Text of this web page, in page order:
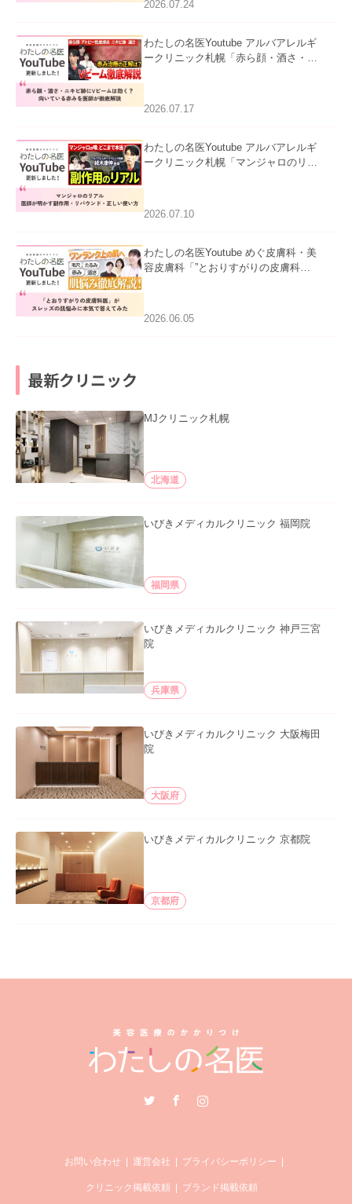
2026.07.24
わたしの名医Youtube アルバアレルギ
ークリニック札幌「赤ら顔・酒さ・ニ
ました。
2026.07.17
わたしの名医Youtube アルバアレルギ
ークリニック札幌「マンジャロのリア
た。
2026.07.10
わたしの名医Youtube めぐ皮膚科・美
容皮膚科「”とおりすがりの皮膚科
2026.06.05
最新クリニック
MJクリニック札幌
北海道
いびきメディカルクリニック 福岡院
福岡県
いびきメディカルクリニック 神戸三宮
院
兵庫県
いびきメディカルクリニック 大阪梅田
院
大阪府
いびきメディカルクリニック 京都院
京都府
Instagram
お問い合わせ 運営会社 プライバシーポリシー
クリニック掲載依頼 ブランド掲載依頼